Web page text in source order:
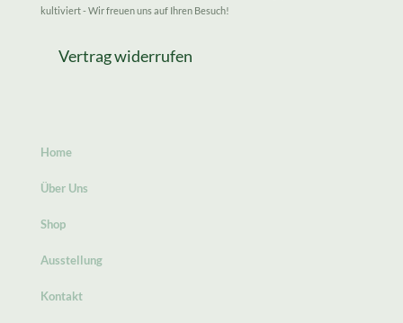
kultiviert - Wir freuen uns auf Ihren Besuch!
Vertrag widerrufen
Home
Über Uns
Shop
Ausstellung
Kontakt